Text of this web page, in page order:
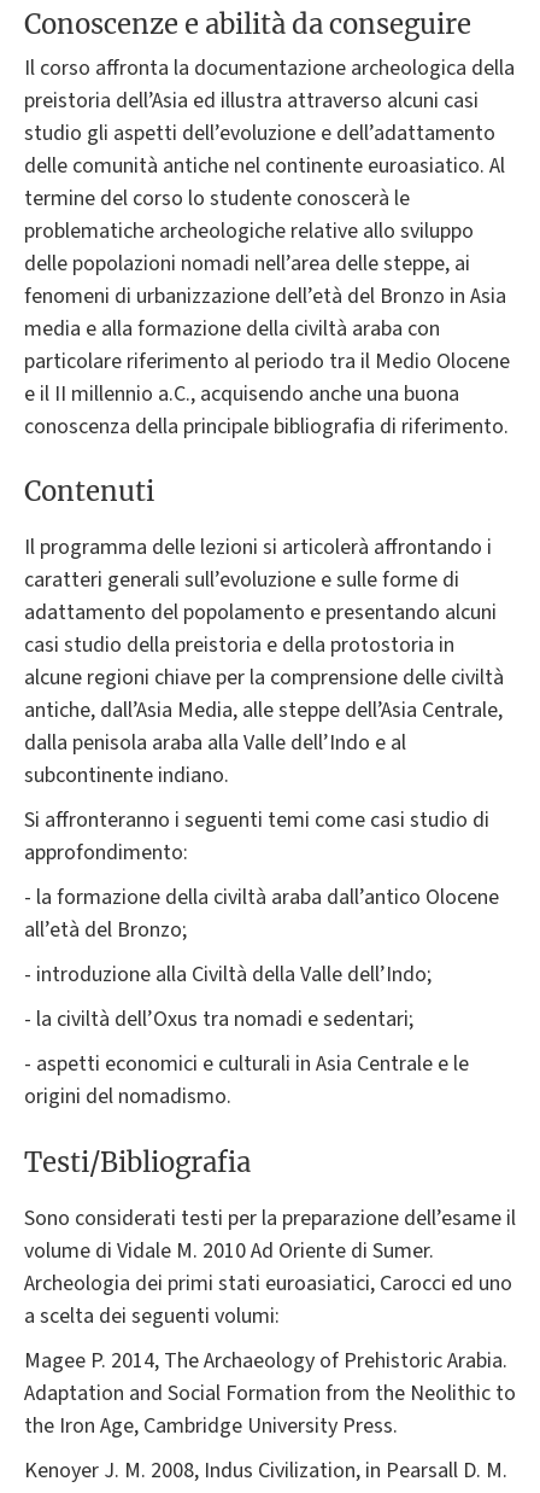
Conoscenze e abilità da conseguire
Il corso affronta la documentazione archeologica della
preistoria dell’Asia ed illustra attraverso alcuni casi
studio gli aspetti dell’evoluzione e dell’adattamento
delle comunità antiche nel continente euroasiatico. Al
termine del corso lo studente conoscerà le
problematiche archeologiche relative allo sviluppo
delle popolazioni nomadi nell’area delle steppe, ai
fenomeni di urbanizzazione dell’età del Bronzo in Asia
media e alla formazione della civiltà araba con
particolare riferimento al periodo tra il Medio Olocene
e il II millennio a.C., acquisendo anche una buona
conoscenza della principale bibliografia di riferimento.
Contenuti
Il programma delle lezioni si articolerà affrontando i
caratteri generali sull’evoluzione e sulle forme di
adattamento del popolamento e presentando alcuni
casi studio della preistoria e della protostoria in
alcune regioni chiave per la comprensione delle civiltà
antiche, dall’Asia Media, alle steppe dell’Asia Centrale,
dalla penisola araba alla Valle dell’Indo e al
subcontinente indiano.
Si affronteranno i seguenti temi come casi studio di
approfondimento:
- la formazione della civiltà araba dall’antico Olocene
all’età del Bronzo;
- introduzione alla Civiltà della Valle dell’Indo;
- la civiltà dell’Oxus tra nomadi e sedentari;
- aspetti economici e culturali in Asia Centrale e le
origini del nomadismo.
Testi/Bibliografia
Sono considerati testi per la preparazione dell’esame il
volume di Vidale M. 2010 Ad Oriente di Sumer.
Archeologia dei primi stati euroasiatici, Carocci ed uno
a scelta dei seguenti volumi:
Magee P. 2014, The Archaeology of Prehistoric Arabia.
Adaptation and Social Formation from the Neolithic to
the Iron Age, Cambridge University Press.
Kenoyer J. M. 2008, Indus Civilization, in Pearsall D. M.